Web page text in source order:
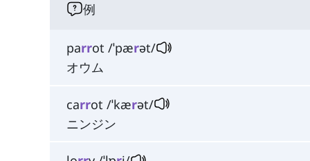
例
parrot /ˈpærət/
オウム
carrot /ˈkærət/
ニンジン